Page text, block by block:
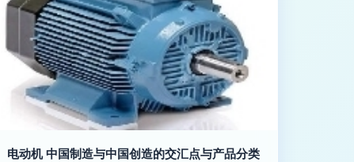
电动机 中国制造与中国创造的交汇点与产品分类